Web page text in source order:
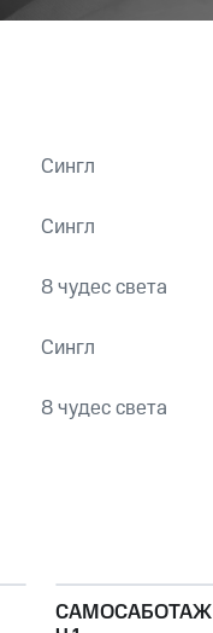
Сингл
Сингл
8 чудес света
Сингл
8 чудес света
САМОСАБОТАЖ